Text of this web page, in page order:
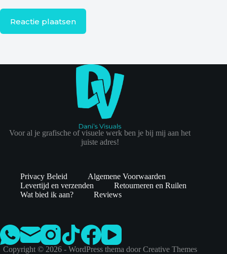
Reactie plaatsen
Voor al je grafische of visuele werk ben je bij mij aan het
juiste adres!
Privacy Beleid
Algemene Voorwaarden
Levertijd en verzenden
Retourneren en Ruilen
Wat bied ik aan?
Reviews
Copyright © 2026 - WordPress thema door Creative Themes